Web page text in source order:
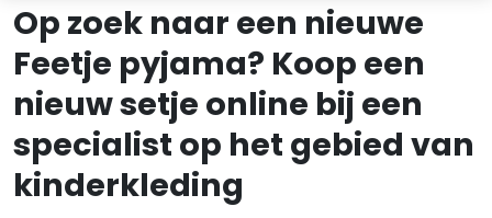
Op zoek naar een nieuwe
Feetje pyjama? Koop een
nieuw setje online bij een
specialist op het gebied van
kinderkleding